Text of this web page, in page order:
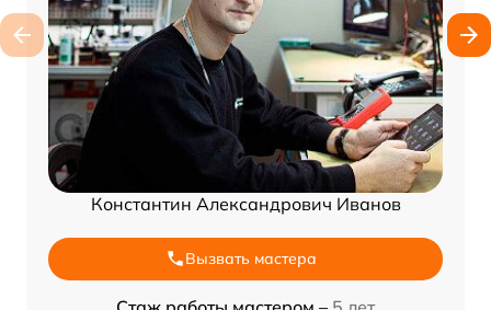
Константин Александрович Иванов
Вызвать мастера